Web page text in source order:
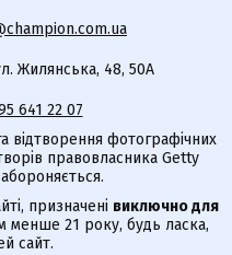
Жилянська, 48, 50А
641 22 07
відтворення фотографічних
правовласника Getty
призначені виключно для
менше 21 року, будь ласка,
сайт.